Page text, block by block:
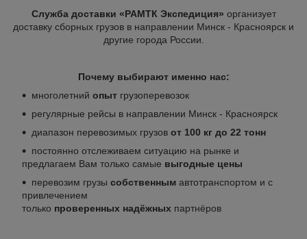
Служба доставки «РАМТК Экспедиция» организует
доставку сборных грузов в направлении Минск - Красноярск и
другие города России.
Почему выбирают именно нас:
многолетний опыт грузоперевозок
регулярные рейсы в направлении Минск - Красноярск
диапазон перевозимых грузов от 100 кг до 22 тонн
постоянно отслеживаем ситуацию на рынке и
предлагаем Вам только самые выгодные цены
перевозим грузы собственным автотранспортом и с
привлечением
только проверенных надёжных партнёров